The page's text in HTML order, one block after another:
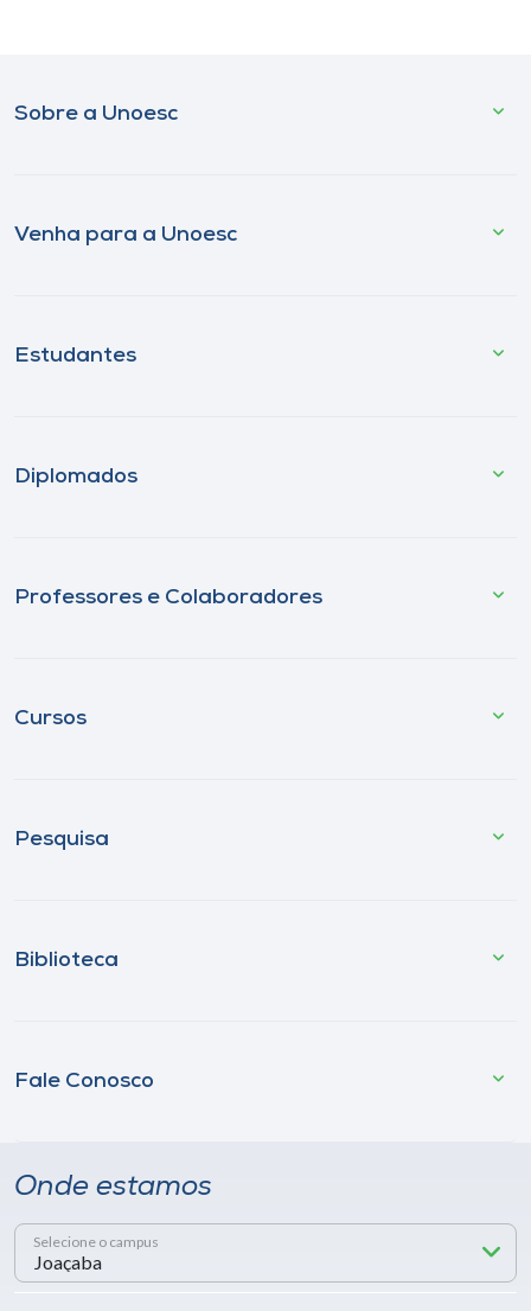
Sobre a Unoesc
Venha para a Unoesc
Estudantes
Diplomados
Professores e Colaboradores
Cursos
Pesquisa
Biblioteca
Fale Conosco
Onde estamos
Selecione o campus